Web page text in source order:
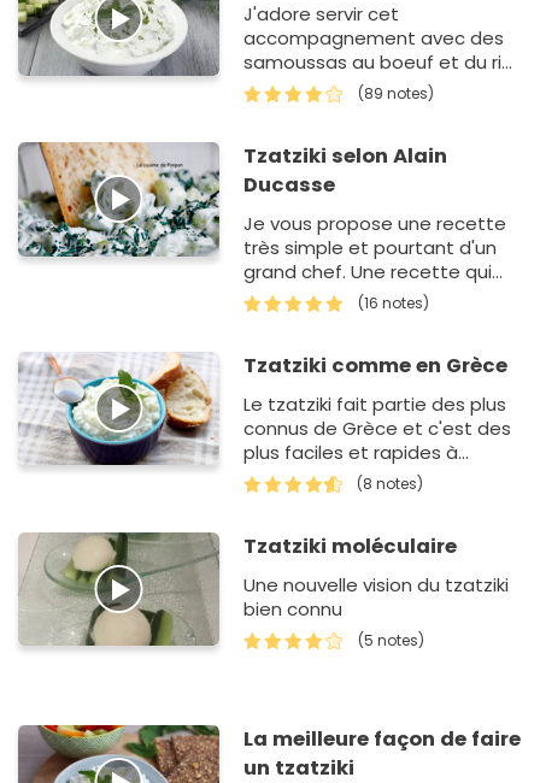
J'adore servir cet
accompagnement avec des
samoussas au boeuf et du riz.
Le tzaziki apaise le feu des
épices.
(89 notes)
Tzatziki selon Alain
Ducasse
Je vous propose une recette
très simple et pourtant d'un
grand chef. Une recette qui
est tout à fait en accord avec
la météo du jour!!
(16 notes)
Tzatziki comme en Grèce
Le tzatziki fait partie des plus
connus de Grèce et c'est des
plus faciles et rapides à
préparer à la maison. On en
profite avec notre r…
(8 notes)
Tzatziki moléculaire
Une nouvelle vision du tzatziki
bien connu
(5 notes)
La meilleure façon de faire
un tzatziki